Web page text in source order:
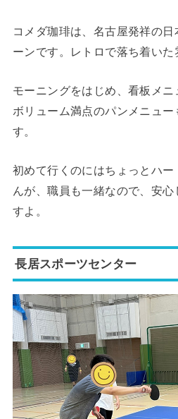
コメダ珈琲は、名古屋発祥の
ーンです。レトロで落ち着いた
モーニングをはじめ、看板メニ
ボリューム満点のパンメニュ
す。
初めて行くのにはちょっとハ
んが、職員も一緒なので、安
すよ。
長居スポーツセンター